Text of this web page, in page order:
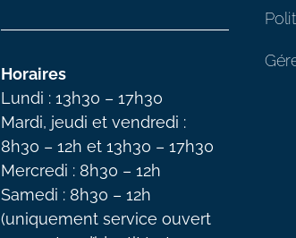
Horaires
Lundi : 13h30 – 17h30
Mardi, jeudi et vendredi :
8h30 – 12h et 13h30 – 17h30
Mercredi : 8h30 – 12h
Samedi : 8h30 – 12h
(uniquement service ouvert